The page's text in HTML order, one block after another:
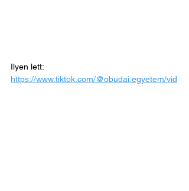
Ilyen lett:
https://www.tiktok.com/@obudai.egyetem/vid